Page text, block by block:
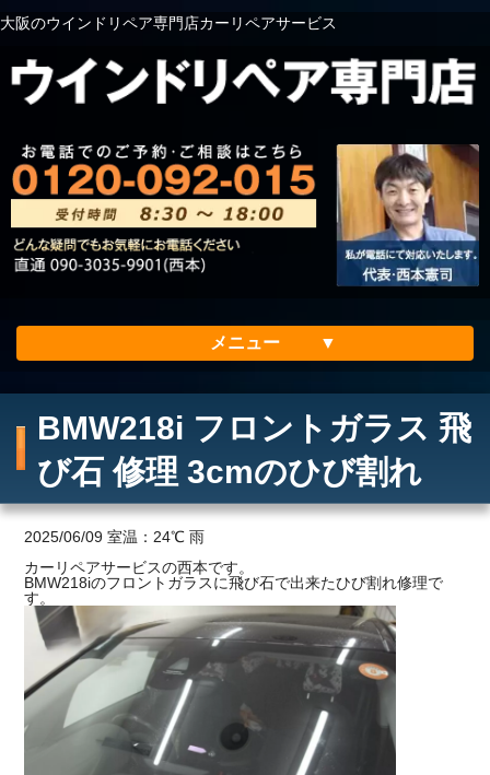
大阪のウインドリペア専門店カーリペアサービス
メニュー
会社案内
メリット
ご利用の流れ
価格
BMW218i フロントガラス 飛
び石 修理 3cmのひび割れ
2025/06/09 室温：24℃ 雨
カーリペアサービスの西本です。
BMW218iのフロントガラスに飛び石で出来たひび割れ修理で
す。